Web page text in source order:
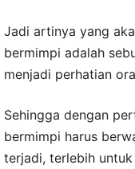
Jadi artinya yang
bermimpi adalah
menjadi perhatian
Sehingga dengan
bermimpi harus
terjadi, terlebih